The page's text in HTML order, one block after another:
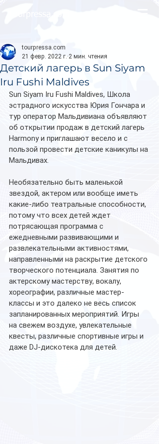
Детский лагерь в Sun Siyam
Iru Fushi Maldives
tourpressa.com
21 февр. 2022 г. 2 мин. чтения
Sun Siyam Iru Fushi Maldives, Школа
эстрадного искусства Юрия Гончара и
тур оператор Мальдивиана объявляют
об открытии продаж в детский лагерь
Harmony и приглашают весело и с
пользой провести детские каникулы на
Мальдивах.
Необязательно быть маленькой
звездой, актером или вообще иметь
какие-либо театральные способности,
потому что всех детей ждет
потрясающая программа с
ежедневными развивающими и
развлекательными активностями,
направленными на раскрытие детского
творческого потенциала. Занятия по
актерскому мастерству, вокалу,
хореографии, различные мастер-
классы и это далеко не весь список
запланированных мероприятий. Игры
на свежем воздухе, увлекательные
квесты, различные спортивные игры и
даже DJ-дискотека для детей.